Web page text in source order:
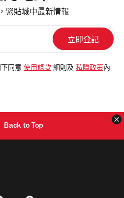
緊貼城中最新情報
同意 使用條款 細則及 私隱政策 內
Back to Top